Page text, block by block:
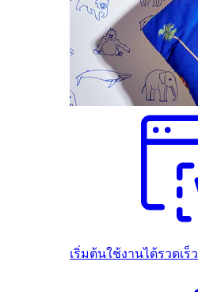
เริ่มต้นใช้งานได้รวดเร็ว